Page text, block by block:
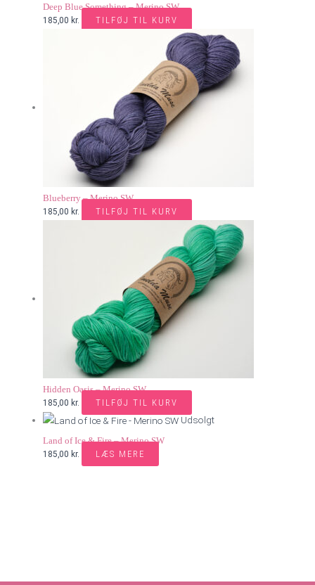
Deep Blue Something – Merino SW
185,00 kr. TILFØJ TIL KURV
Blueberry – Merino SW
185,00 kr. TILFØJ TIL KURV
Hidden Oasis – Merino SW
185,00 kr. TILFØJ TIL KURV
Udsolgt
Land of Ice & Fire – Merino SW
185,00 kr. LÆS MERE